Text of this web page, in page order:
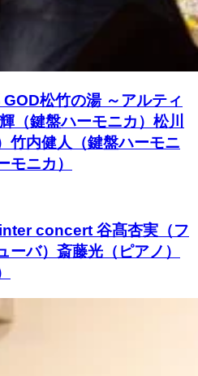
松竹の湯 ～アルティ
（鍵盤ハーモニカ）松川
竹内健人（鍵盤ハーモニ
モニカ）
concert 谷髙杏実（フ
バ）斎藤光（ピアノ）